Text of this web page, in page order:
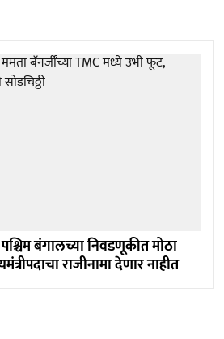
बंगालच्या निवडणूकीत मोठा
राजीनामा देणार नाहीत